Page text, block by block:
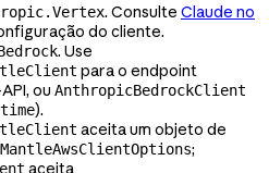
. Consulte Claude no
do cliente.
. Use
para o endpoint
ou AnthropicBedrockClient
).
aceita um objeto de
MantleAwsClientOptions;
aceita